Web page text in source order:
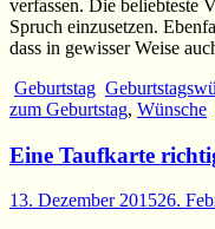
verfassen. Die beliebteste
Spruch einzusetzen.
dass in gewisser Weise
Geburtstag
zum Geburtstag, Wünsche
Eine Taufkarte
13. Dezember 201526.